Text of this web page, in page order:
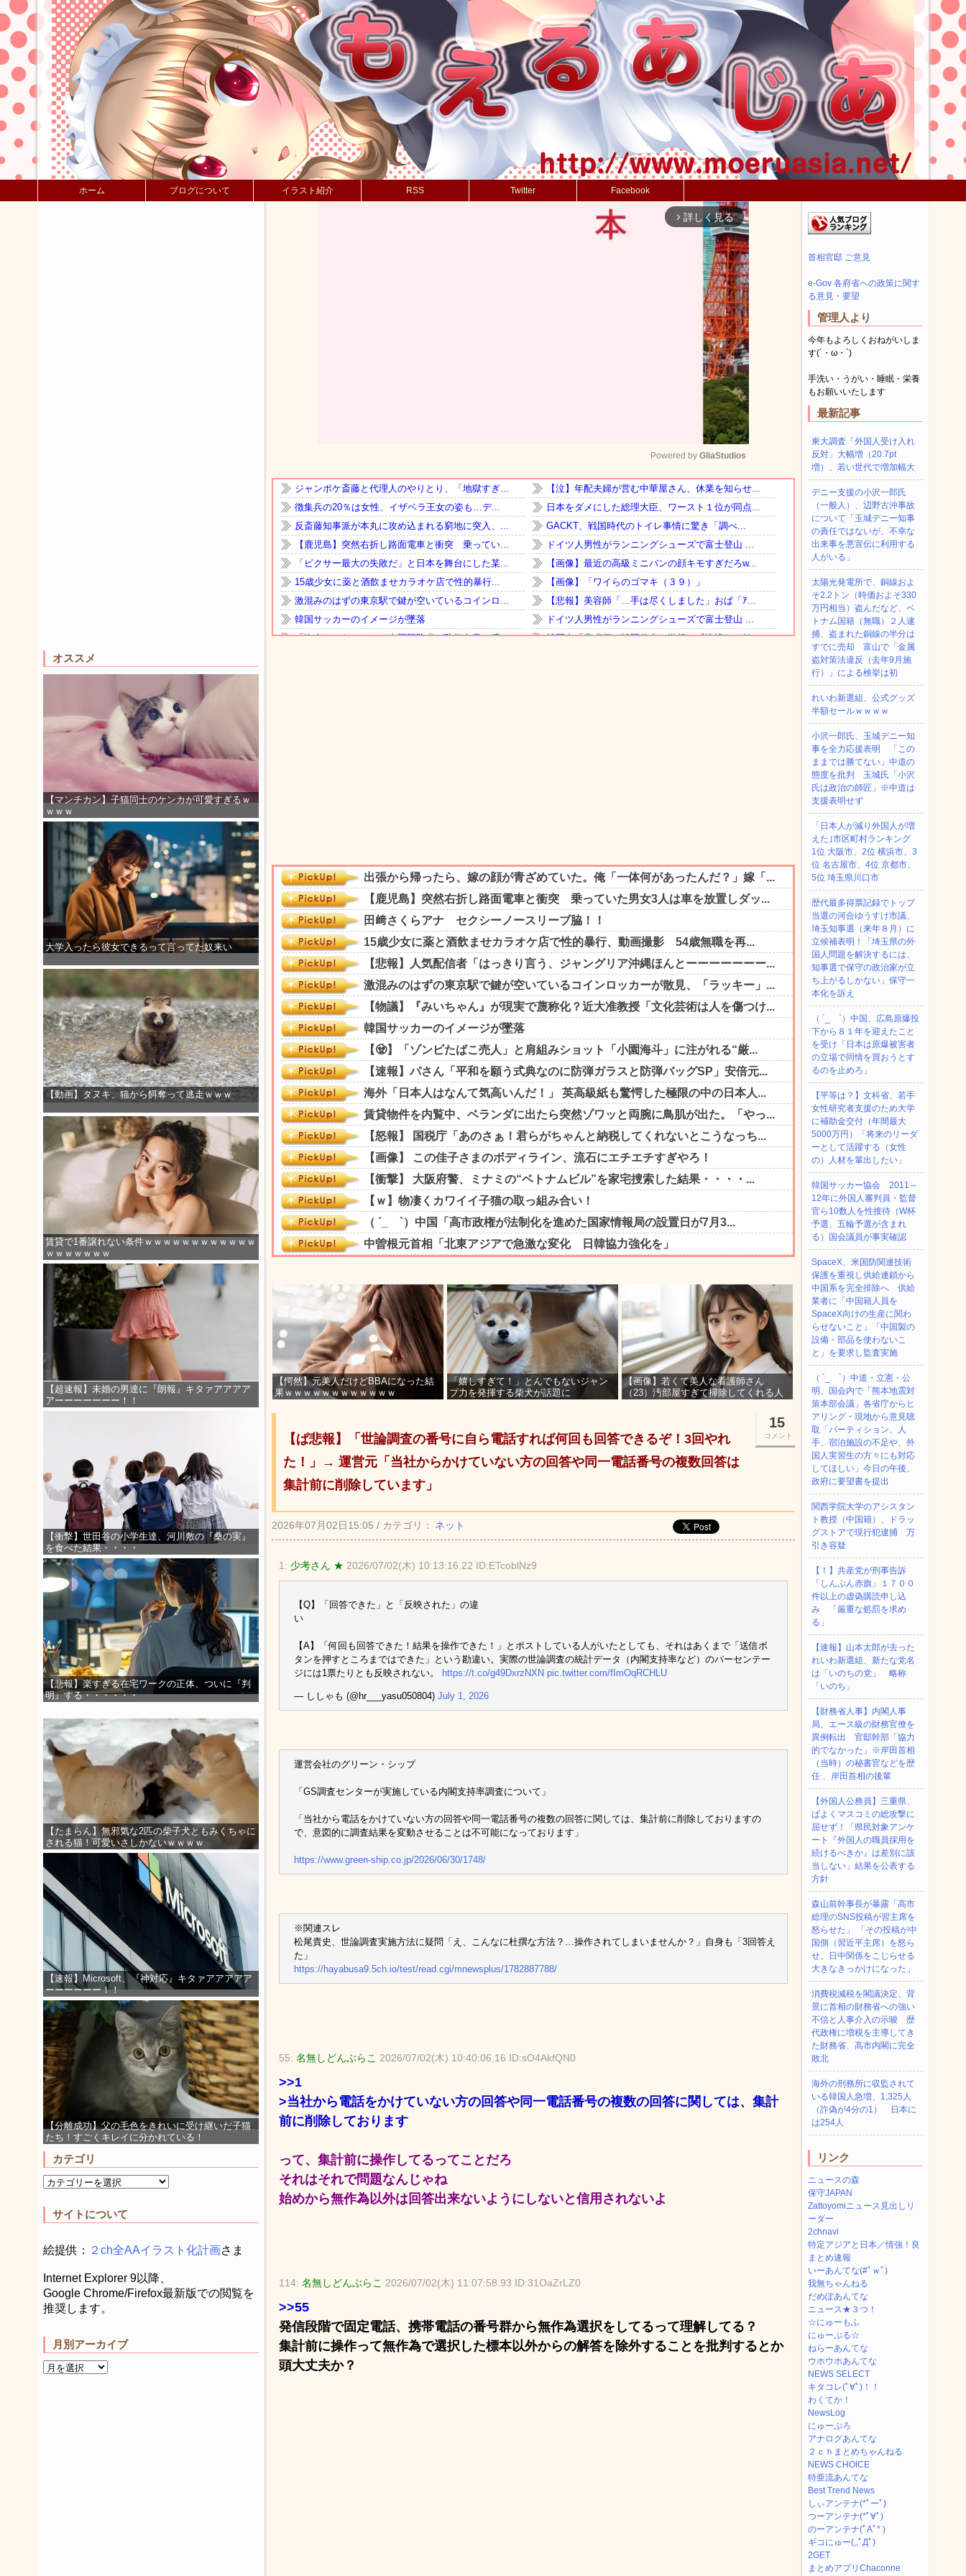
ホーム ブログについて イラスト紹介 RSS Twitter Facebook
オススメ
【マンチカン】子猫同士のケンカが可愛すぎるｗ
ｗｗｗ
大学入ったら彼女できるって言ってた奴来い
【動画】タヌキ、猫から餌奪って逃走ｗｗｗ
賃貸で1番譲れない条件ｗｗｗｗｗｗｗｗｗｗｗｗ
ｗｗｗｗｗｗｗ
【超速報】未婚の男達に『朗報』キタァアアアア
アーーーーーーー！！
【衝撃】世田谷の小学生達、河川敷の『桑の実』
を食べた結果・・・・
【悲報】楽すぎる在宅ワークの正体、ついに『判
明』する・・・・・・
【たまらん】無邪気な2匹の柴子犬ともみくちゃに
される猫！可愛いさしかないｗｗｗｗ
【速報】Microsoft、『神対応』キタァアアアアア
ーーーーーー！！
【分離成功】父の毛色をきれいに受け継いだ子猫
たち！すごくキレイに分かれている！
カテゴリ
サイトについて
絵提供： ２ch全AAイラスト化計画さま
Internet Explorer 9以降、
Google Chrome/Firefox最新版での閲覧を
推奨します。
月別アーカイブ
arrow_forward_ios 詳しく見る
Mute
Powered by GliaStudios
【愕然】元美人だけどBBAになった結
果ｗｗｗｗｗｗｗｗｗｗｗｗ
「嬉しすぎて！」とんでもないジャン
プ力を発揮する柴犬が話題に
【画像】若くて美人な看護師さん
（23）汚部屋すぎて掃除してくれる人
15
コメント
【ぱ悲報】「世論調査の番号に自ら電話すれば何回も回答できるぞ！3回やれ
た！」→ 運営元「当社からかけていない方の回答や同一電話番号の複数回答は
集計前に削除しています」
2026年07月02日15:05 / カテゴリ： ネット
1: 少考さん ★ 2026/07/02(木) 10:13:16.22 ID:ETcoblNz9
【Q】「回答できた」と「反映された」の違
い
【A】「何回も回答できた！結果を操作できた！」とポストしている人がいたとしても、それはあくまで「送信ボ
タンを押すところまではできた」という勘違い。実際の世論調査の統計データ（内閣支持率など）のパーセンテー
ジには1票たりとも反映されない。 https://t.co/g49DxrzNXN pic.twitter.com/fImOqRCHLU
— ししゃも (@hr___yasu050804) July 1, 2026
運営会社のグリーン・シップ
「GS調査センターが実施している内閣支持率調査について」
「当社から電話をかけていない方の回答や同一電話番号の複数の回答に関しては、集計前に削除しておりますの
で、意図的に調査結果を変動させることは不可能になっております」
https://www.green-ship.co.jp/2026/06/30/1748/
※関連スレ
松尾貴史、世論調査実施方法に疑問「え、こんなに杜撰な方法？…操作されてしまいませんか？」自身も「3回答え
た」
https://hayabusa9.5ch.io/test/read.cgi/mnewsplus/1782887788/
55: 名無しどんぶらこ 2026/07/02(木) 10:40:06.16 ID:sO4AkfQN0
>>1
>当社から電話をかけていない方の回答や同一電話番号の複数の回答に関しては、集計
前に削除しております
って、集計前に操作してるってことだろ
それはそれで問題なんじゃね
始めから無作為以外は回答出来ないようにしないと信用されないよ
114: 名無しどんぶらこ 2026/07/02(木) 11:07:58.93 ID:31OaZrLZ0
>>55
発信段階で固定電話、携帯電話の番号群から無作為選択をしてるって理解してる？
集計前に操作って無作為で選択した標本以外からの解答を除外することを批判するとか
頭大丈夫か？
首相官邸 ご意見
e-Gov 各府省への政策に関す
る意見・要望
管理人より
今年もよろしくおねがいしま
す(´・ω・`)
手洗い・うがい・睡眠・栄養
もお願いいたします
最新記事
東大調査「外国人受け入れ
反対」大幅増（20.7pt
増）、若い世代で増加幅大
デニー支援の小沢一郎氏
（一般人）、辺野古沖事故
について「玉城デニー知事
の責任ではないが、不幸な
出来事を悪宣伝に利用する
人がいる」
太陽光発電所で、銅線およ
そ2.2トン（時価およそ330
万円相当）盗んだなど、ベ
トナム国籍（無職）２人逮
捕、盗まれた銅線の半分は
すでに売却 富山で「金属
盗対策法違反（去年9月施
行）」による検挙は初
れいわ新選組、公式グッズ
半額セールｗｗｗｗ
小沢一郎氏、玉城デニー知
事を全力応援表明 「この
ままでは勝てない」中道の
態度を批判 玉城氏「小沢
氏は政治の師匠」※中道は
支援表明せず
「日本人が減り外国人が増
えた｣市区町村ランキング
1位 大阪市、2位 横浜市、3
位 名古屋市、4位 京都市、
5位 埼玉県川口市
歴代最多得票記録でトップ
当選の河合ゆうすけ市議、
埼玉知事選（来年８月）に
立候補表明！「埼玉県の外
国人問題を解決するには、
知事選で保守の政治家が立
ち上がるしかない」保守一
本化を訴え
（ ´_ゝ`）中国、広島原爆投
下から８１年を迎えたこと
を受け「日本は原爆被害者
の立場で同情を買おうとす
るのを止めろ」
【平等は？】文科省、若手
女性研究者支援のため大学
に補助金交付（年間最大
5000万円）「将来のリーダ
ーとして活躍する（女性
の）人材を輩出したい」
韓国サッカー協会 2011～
12年に外国人審判員・監督
官ら10数人を性接待（W杯
予選、五輪予選が含まれ
る）国会議員が事実確認
SpaceX、米国防関連技術
保護を重視し供給連鎖から
中国系を完全排除へ 供給
業者に「中国籍人員を
SpaceX向けの生産に関わ
らせないこと」「中国製の
設備・部品を使わないこ
と」を要求し監査実施
（ ´_ゝ`）中道・立憲・公
明、国会内で「熊本地震対
策本部会議」各省庁からヒ
アリング・現地から意見聴
取「パーティション、人
手、宿泊施設の不足や、外
国人実習生の方々にも対応
してほしい」今日の午後、
政府に要望書を提出
関西学院大学のアシスタン
ト教授（中国籍）、ドラッ
グストアで現行犯逮捕 万
引き容疑
【！】共産党が刑事告訴
「しんぶん赤旗」１７００
件以上の虚偽購読申し込
み 「厳重な処罰を求め
る」
【速報】山本太郎が去った
れいわ新選組、新たな党名
は「いのちの党」 略称
「いのち」
【財務省人事】内閣人事
局、エース級の財務官僚を
異例転出 官邸幹部「協力
的でなかった」※岸田首相
（当時）の秘書官などを歴
任 、岸田首相の後輩
【外国人公務員】三重県、
ぱよくマスコミの総攻撃に
屈せず！「県民対象アンケ
ート『外国人の職員採用を
続けるべきか』は差別に該
当しない」結果を公表する
方針
森山前幹事長が暴露「高市
総理のSNS投稿が習主席を
怒らせた」 「その投稿が中
国側（習近平主席）を怒ら
せ、日中関係をこじらせる
大きなきっかけになった」
消費税減税を閣議決定、背
景に首相の財務省への強い
不信と人事介入の示唆 歴
代政権に増税を主導してき
た財務省、高市内閣に完全
敗北
海外の刑務所に収監されて
いる韓国人急増、1,325人
（詐偽が4分の1） 日本に
は254人
リンク
ニュースの森
保守JAPAN
Zattoyomiニュース見出しリ
ーダー
2chnavi
特定アジアと日本／情強！良
まとめ速報
いーあんてな(#ﾟｗﾟ)
我無ちゃんねる
だめぽあんてな
ニュース★３つ！
☆にゅーもふ
にゅーぷる☆
ねらーあんてな
ウホウホあんてな
NEWS SELECT
キタコレ(ﾟ∀ﾟ)！！
わくてか！
NewsLog
にゅーぷろ
アナログあんてな
２ｃｈまとめちゃんねる
NEWS CHOICE
特亜流あんてな
Best Trend News
しぃアンテナ(*ﾟーﾟ)
つーアンテナ(*ﾟ∀ﾟ)
のーアンテナ(ﾟAﾟ* )
ギコにゅー(,,ﾟДﾟ)
2GET
まとめアプリChaconne